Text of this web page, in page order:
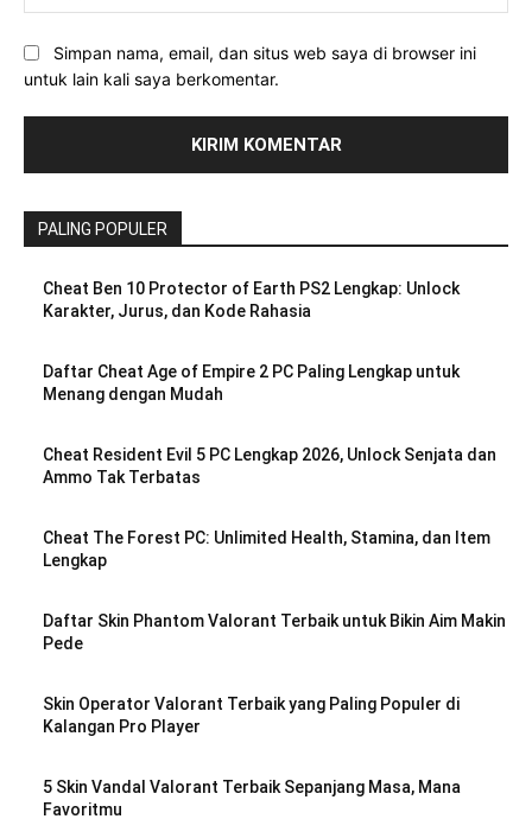
Simpan nama, email, dan situs web saya di browser ini
untuk lain kali saya berkomentar.
PALING POPULER
Cheat Ben 10 Protector of Earth PS2 Lengkap: Unlock
Karakter, Jurus, dan Kode Rahasia
Daftar Cheat Age of Empire 2 PC Paling Lengkap untuk
Menang dengan Mudah
Cheat Resident Evil 5 PC Lengkap 2026, Unlock Senjata dan
Ammo Tak Terbatas
Cheat The Forest PC: Unlimited Health, Stamina, dan Item
Lengkap
Daftar Skin Phantom Valorant Terbaik untuk Bikin Aim Makin
Pede
Skin Operator Valorant Terbaik yang Paling Populer di
Kalangan Pro Player
5 Skin Vandal Valorant Terbaik Sepanjang Masa, Mana
Favoritmu